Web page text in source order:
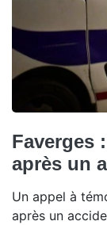
Faverges
après un
Un appel à
après un